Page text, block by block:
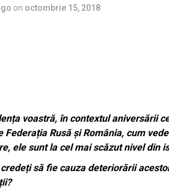
on octombrie 15, 2018
voastră, în contextul aniversării
Federația Rusă și România, cum
ele sunt la cel mai scăzut nivel din
credeți să fie cauza deteriorării